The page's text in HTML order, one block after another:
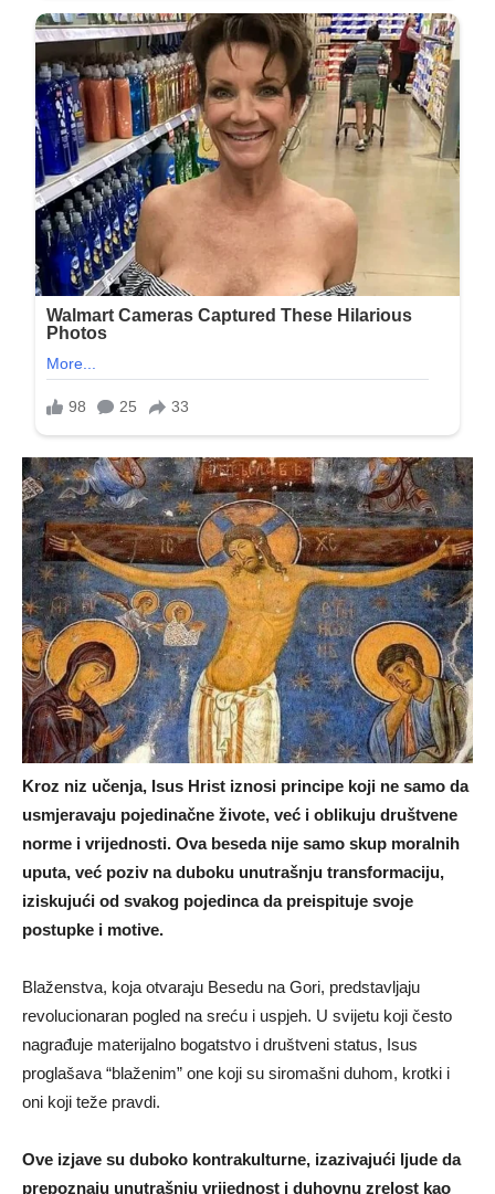
Kroz niz učenja, Isus Hrist iznosi principe koji ne samo da
usmjeravaju pojedinačne živote, već i oblikuju društvene
norme i vrijednosti. Ova beseda nije samo skup moralnih
uputa, već poziv na duboku unutrašnju transformaciju,
iziskujući od svakog pojedinca da preispituje svoje
postupke i motive.
Blaženstva, koja otvaraju Besedu na Gori, predstavljaju
revolucionaran pogled na sreću i uspjeh. U svijetu koji često
nagrađuje materijalno bogatstvo i društveni status, Isus
proglašava “blaženim” one koji su siromašni duhom, krotki i
oni koji teže pravdi.
Ove izjave su duboko kontrakulturne, izazivajući ljude da
prepoznaju unutrašnju vrijednost i duhovnu zrelost kao